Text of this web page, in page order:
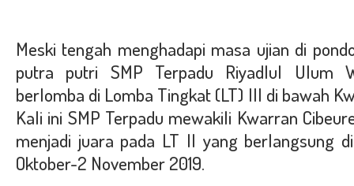
Meski tengah menghadapi masa ujian di
putra putri SMP Terpadu Riyadlul Ulum
berlomba di Lomba Tingkat (LT) III di bawah
Kali ini SMP Terpadu mewakili Kwarran
menjadi juara pada LT II yang berlangsung
Oktober-2 November 2019.